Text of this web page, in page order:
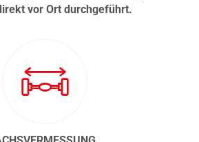
vor Ort durchgeführt.